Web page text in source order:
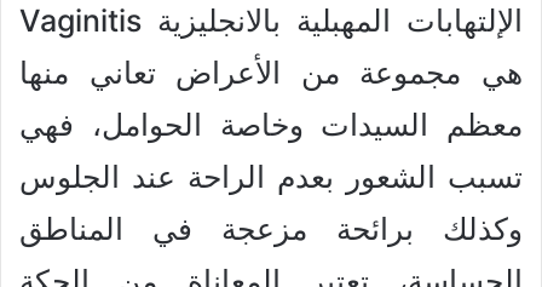
الإلتهابات المهبلية بالانجليزية Vaginitis
هي مجموعة من الأعراض تعاني منها
معظم السيدات وخاصة الحوامل، فهي
تسبب الشعور بعدم الراحة عند الجلوس
وكذلك برائحة مزعجة في المناطق